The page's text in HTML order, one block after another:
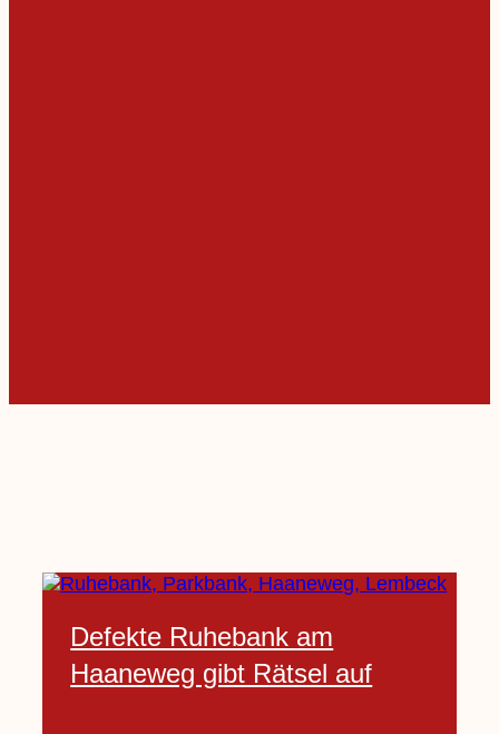
Defekte Ruhebank am
Haaneweg gibt Rätsel auf